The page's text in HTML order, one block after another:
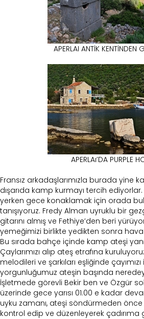
APERLAI ANTİK KENTİNDEN
APERLAı’DA PURPLE
Fransız arkadaşlarımızla burada yine
dışarıda kamp kurmayı tercih
yerken gece konaklamak için orada
tanışıyoruz. Fredy Alman uyruklu bir
gitarını almış ve Fethiye’den beri
yemeğimizi birlikte yedikten sonra
Bu sırada bahçe içinde kamp ateşi
Çaylarımızı alıp ateş etrafına
melodileri ve şarkıları eşliğinde
yorgunluğumuz ateşin başında
İşletmede görevli Bekir ben ve Özgür
üzerinde gece yarısı 01.00 e kadar
uyku zamanı, ateşi söndürmeden önce
kontrol edip ve düzenleyerek